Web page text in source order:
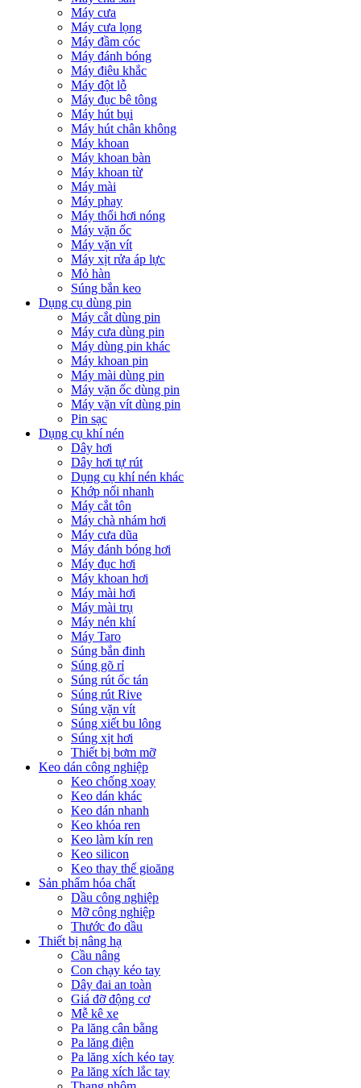
Máy cưa
Máy cưa lọng
Máy đầm cóc
Máy đánh bóng
Máy điêu khắc
Máy đột lỗ
Máy đục bê tông
Máy hút bụi
Máy hút chân không
Máy khoan
Máy khoan bàn
Máy khoan từ
Máy mài
Máy phay
Máy thổi hơi nóng
Máy vặn ốc
Máy vặn vít
Máy xịt rửa áp lực
Mỏ hàn
Súng bắn keo
Dụng cụ dùng pin
Máy cắt dùng pin
Máy cưa dùng pin
Máy dùng pin khác
Máy khoan pin
Máy mài dùng pin
Máy vặn ốc dùng pin
Máy vặn vít dùng pin
Pin sạc
Dụng cụ khí nén
Dây hơi
Dây hơi tự rút
Dụng cụ khí nén khác
Khớp nối nhanh
Máy cắt tôn
Máy chà nhám hơi
Máy cưa dũa
Máy đánh bóng hơi
Máy đục hơi
Máy khoan hơi
Máy mài hơi
Máy mài trụ
Máy nén khí
Máy Taro
Súng bắn đinh
Súng gõ rỉ
Súng rút ốc tán
Súng rút Rive
Súng vặn vít
Súng xiết bu lông
Súng xịt hơi
Thiết bị bơm mỡ
Keo dán công nghiệp
Keo chống xoay
Keo dán khác
Keo dán nhanh
Keo khóa ren
Keo làm kín ren
Keo silicon
Keo thay thế gioăng
Sản phẩm hóa chất
Dầu công nghiệp
Mỡ công nghiệp
Thước đo dầu
Thiết bị nâng hạ
Cầu nâng
Con chạy kéo tay
Dây đai an toàn
Giá đỡ động cơ
Mễ kê xe
Pa lăng cân bằng
Pa lăng điện
Pa lăng xích kéo tay
Pa lăng xích lắc tay